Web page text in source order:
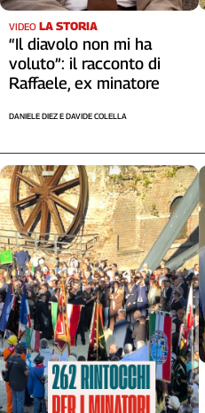
VIDEO LA STORIA
“Il diavolo non mi ha
voluto”: il racconto di
Raffaele, ex minatore
DANIELE DIEZ E DAVIDE COLELLA